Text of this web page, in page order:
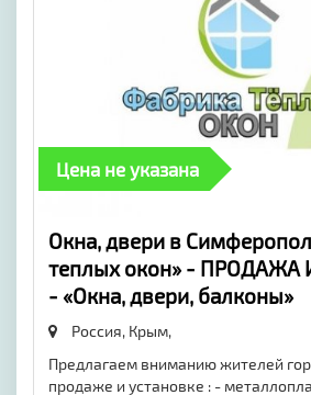
Цена не указана
​Окна, двери в
теплых окон» - ПРОДАЖА
- «Окна, двери, балконы»
Россия, Крым,
Предлагаем вниманию жителей
продаже и установке : -